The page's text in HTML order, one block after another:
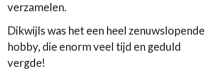
verzamelen.
Dikwijls was het een heel zenuwslopende
hobby, die enorm veel tijd en geduld
vergde!